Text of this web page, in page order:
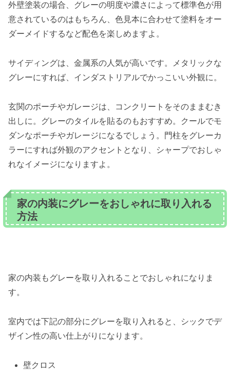
外壁塗装の場合、グレーの明度や濃さによって標準色が用
意されているのはもちろん、色見本に合わせて塗料をオー
ダーメイドするなど配色を楽しめますよ。
サイディングは、金属系の人気が高いです。メタリックな
グレーにすれば、インダストリアルでかっこいい外観に。
玄関のポーチやガレージは、コンクリートをそのままむき
出しに。グレーのタイルを貼るのもおすすめ。クールでモ
ダンなポーチやガレージになるでしょう。門柱をグレーカ
ラーにすれば外観のアクセントとなり、シャープでおしゃ
れなイメージになりますよ。
家の内装にグレーをおしゃれに取り入れる
方法
家の内装もグレーを取り入れることでおしゃれになりま
す。
室内では下記の部分にグレーを取り入れると、シックでデ
ザイン性の高い仕上がりになります。
壁クロス